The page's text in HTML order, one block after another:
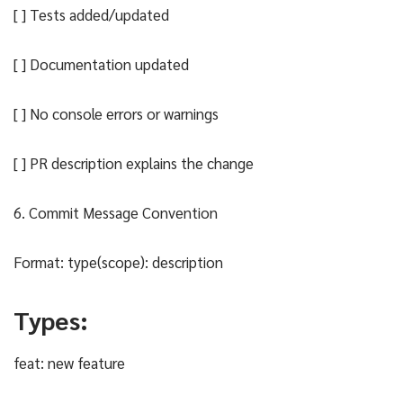
[ ] Tests added/updated
[ ] Documentation updated
[ ] No console errors or warnings
[ ] PR description explains the change
6. Commit Message Convention
Format: type(scope): description
Types:
feat: new feature